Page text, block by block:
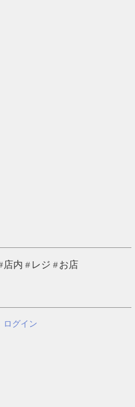
店内 レジ お店
ログイン